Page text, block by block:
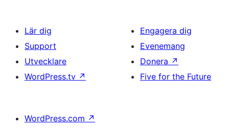
Lär dig
Support
Utvecklare
WordPress.tv ↗
Engagera dig
Evenemang
Donera ↗
Five for the Future
WordPress.com ↗